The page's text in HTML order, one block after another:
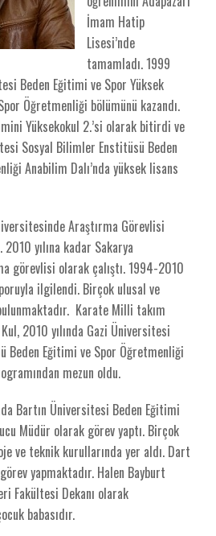
İmam Hatip
Lisesi’nde
tamamladı. 1999
Beden Eğitimi ve Spor Yüksek
Öğretmenliği bölümünü kazandı.
Yüksekokul 2.’si olarak bitirdi ve
Sosyal Bilimler Enstitüsü Beden
Anabilim Dalı’nda yüksek lisans
Araştırma Görevlisi
2010 yılına kadar Sakarya
görevlisi olarak çalıştı. 1994-2010
ilgilendi. Birçok ulusal ve
Karate Milli takım
2010 yılında Gazi Üniversitesi
Beden Eğitimi ve Spor Öğretmenliği
mezun oldu.
Bartın Üniversitesi Beden Eğitimi
Müdür olarak görev yaptı. Birçok
ve teknik kurullarında yer aldı. Dart
yapmaktadır. Halen Bayburt
Fakültesi Dekanı olarak
babasıdır.